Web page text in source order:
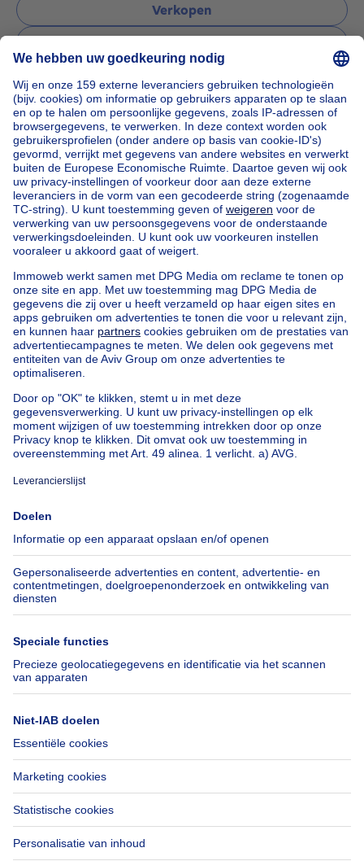
Verkopen
Een vraag stellen
Home
Agentschappen
Agentschappen in Waregem
IMMO BEGUIN
Onze huizen buiten BelgiëHuis te koop Frankrijk
Huis te koop Spanje
Huis te koop Italië
Huis te koop Luxemburg
Huis te koop Nederland
Goedkoop vastgoedGoedkoop huis te koop
Goedkope appartementen te huur
Onze huurwoningen met slaapkamers
Appartement te koop met 3 slaapkamers Oostende
Huis te koop met 3 slaapkamers Stene
Huis te koop met 3 slaapkamers Deurne
Over
Immoweb
Pers
Jobs
Axel Springer Group
SeLoger.com
Immowelt.de
Tools
Belfius
Verzekeringen
Verhuis checklist
Hulp
Veelgestelde vragen
Toegankelijkheid
Contacteer ons
Volg ons
LinkedIn
Immoweb SA © 2026 - Alle rechten voorbehouden
Gebruiksvoorwaarden Cookie instellingen
Privacybeleid